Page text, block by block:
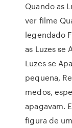
Quando as
ver filme
legendado
as Luzes se
Luzes se
pequena,
medos,
apagavam.
figura de